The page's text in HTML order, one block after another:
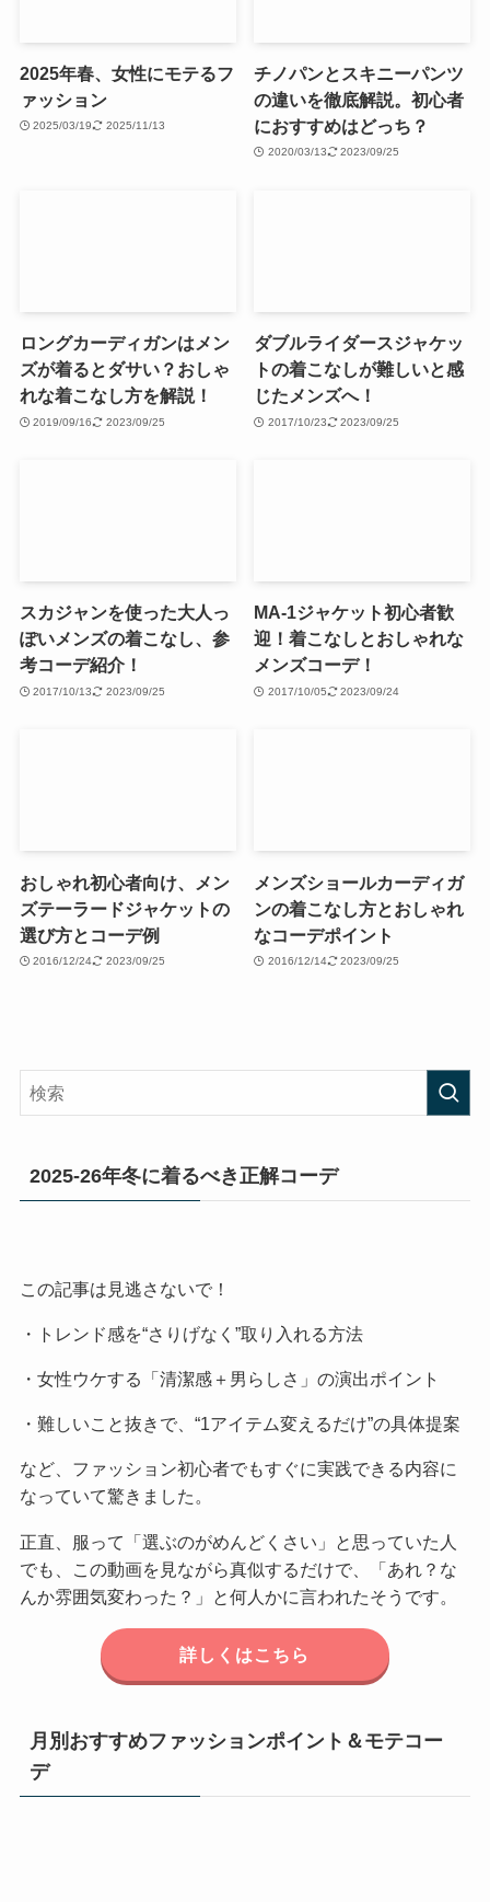
2025年春、女性にモテるフ
ァッション
2025/03/19 2025/11/13
チノパンとスキニーパンツ
の違いを徹底解説。初心者
におすすめはどっち？
2020/03/13 2023/09/25
ロングカーディガンはメン
ズが着るとダサい？おしゃ
れな着こなし方を解説！
2019/09/16 2023/09/25
ダブルライダースジャケッ
トの着こなしが難しいと感
じたメンズへ！
2017/10/23 2023/09/25
スカジャンを使った大人っ
ぽいメンズの着こなし、参
考コーデ紹介！
2017/10/13 2023/09/25
MA-1ジャケット初心者歓
迎！着こなしとおしゃれな
メンズコーデ！
2017/10/05 2023/09/24
おしゃれ初心者向け、メン
ズテーラードジャケットの
選び方とコーデ例
2016/12/24 2023/09/25
メンズショールカーディガ
ンの着こなし方とおしゃれ
なコーデポイント
2016/12/14 2023/09/25
2025-26年冬に着るべき正解コーデ
この記事は見逃さないで！
・トレンド感を“さりげなく”取り入れる方法
・女性ウケする「清潔感＋男らしさ」の演出ポイント
・難しいこと抜きで、“1アイテム変えるだけ”の具体提案
など、ファッション初心者でもすぐに実践できる内容に
なっていて驚きました。
正直、服って「選ぶのがめんどくさい」と思っていた人
でも、この動画を見ながら真似するだけで、「あれ？な
んか雰囲気変わった？」と何人かに言われたそうです。
詳しくはこちら
月別おすすめファッションポイント＆モテコー
デ